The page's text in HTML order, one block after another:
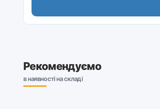
Рекомендуємо
в наявності на складі